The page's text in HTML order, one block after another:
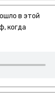
в этой
когда